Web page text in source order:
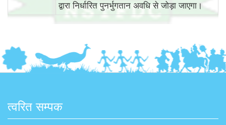
द्वारा निर्धारित पुनर्भुगतान अवधि से जोड़ा जाएगा।
त्वरित सम्पक